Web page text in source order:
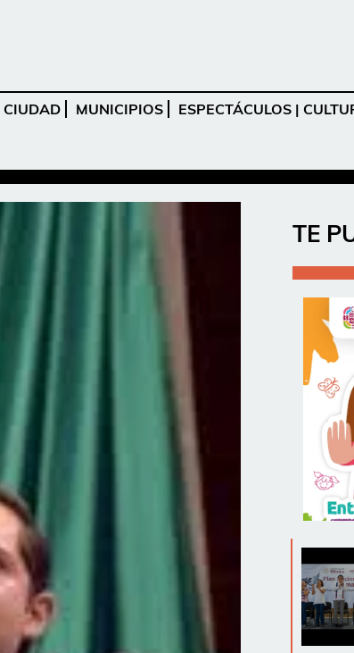
CIUDAD MUNICIPIOS ESPECTÁCULOS |
TE